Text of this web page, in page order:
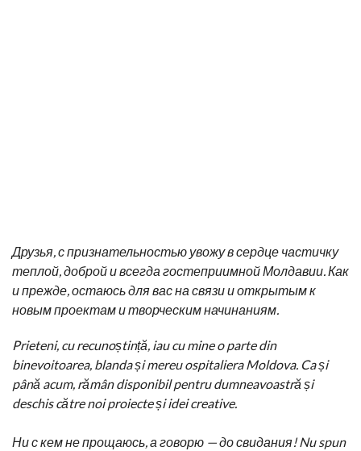
Друзья, с признательностью увожу в сердце частичку
теплой, доброй и всегда гостеприимной Молдавии. Как
и прежде, остаюсь для вас на связи и открытым к
новым проектам и творческим начинаниям.
Prieteni, cu recunoștință, iau cu mine o parte din
binevoitoarea, blanda și mereu ospitaliera Moldova. Ca și
până acum, rămân disponibil pentru dumneavoastră și
deschis către noi proiecte și idei creative.
Ни с кем не прощаюсь, а говорю — до свидания! Nu spun